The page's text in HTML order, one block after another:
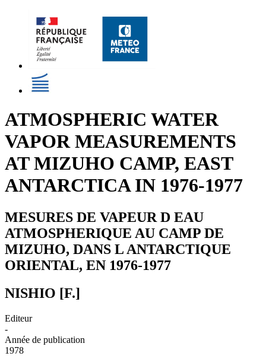
ATMOSPHERIC WATER
VAPOR MEASUREMENTS
AT MIZUHO CAMP, EAST
ANTARCTICA IN 1976-1977
MESURES DE VAPEUR D EAU
ATMOSPHERIQUE AU CAMP DE
MIZUHO, DANS L ANTARCTIQUE
ORIENTAL, EN 1976-1977
NISHIO [F.]
Editeur
-
Année de publication
1978